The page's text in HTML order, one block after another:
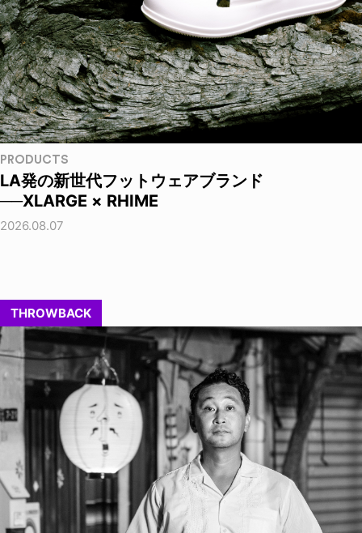
PRODUCTS
LA発の新世代フットウェアブランド
──XLARGE × RHIME
2026.08.07
THROWBACK